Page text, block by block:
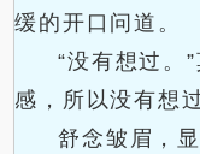
缓的开口问道。
“没有想过。
感，所以没有想过
舒念皱眉，